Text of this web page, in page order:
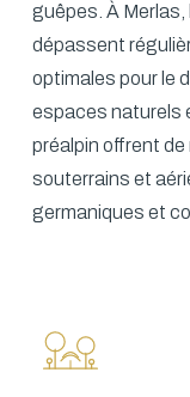
guêpes. À
dépassent
optimales pour le
espaces naturels
préalpin offrent
souterrains et
germaniques et